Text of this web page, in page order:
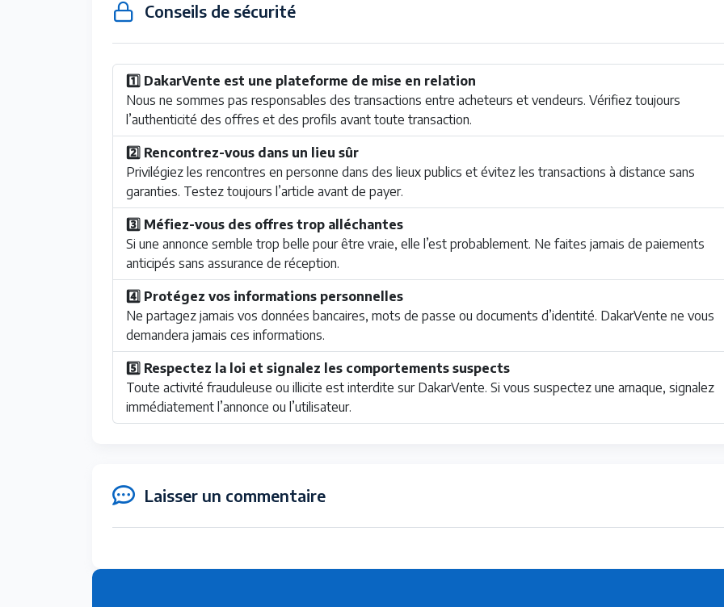
Conseils de sécurité
1️⃣ DakarVente est une plateforme de mise en relation
Nous ne sommes pas responsables des transactions entre acheteurs et vendeurs. Vérifiez toujours
l’authenticité des offres et des profils avant toute transaction.
2️⃣ Rencontrez-vous dans un lieu sûr
Privilégiez les rencontres en personne dans des lieux publics et évitez les transactions à distance sans
garanties. Testez toujours l’article avant de payer.
3️⃣ Méfiez-vous des offres trop alléchantes
Si une annonce semble trop belle pour être vraie, elle l’est probablement. Ne faites jamais de paiements
anticipés sans assurance de réception.
4️⃣ Protégez vos informations personnelles
Ne partagez jamais vos données bancaires, mots de passe ou documents d’identité. DakarVente ne vous
demandera jamais ces informations.
5️⃣ Respectez la loi et signalez les comportements suspects
Toute activité frauduleuse ou illicite est interdite sur DakarVente. Si vous suspectez une arnaque, signalez
immédiatement l’annonce ou l’utilisateur.
Laisser un commentaire